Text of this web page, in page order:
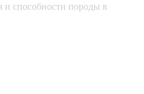
способности породы в